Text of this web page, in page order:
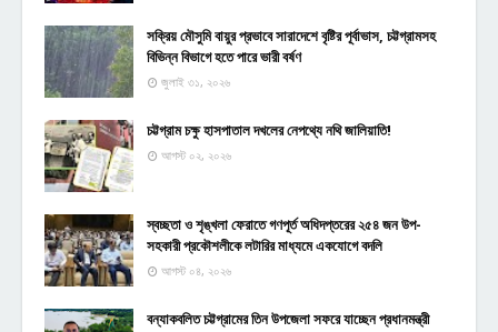
সক্রিয় মৌসুমি বায়ুর প্রভাবে সারাদেশে বৃষ্টির পূর্বাভাস, চট্টগ্রামসহ
বিভিন্ন বিভাগে হতে পারে ভারী বর্ষণ
জুলাই ৩১, ২০২৬
চট্টগ্রাম চক্ষু হাসপাতাল দখলের নেপথ্যে নথি জালিয়াতি!
আগস্ট ০২, ২০২৬
স্বচ্ছতা ও শৃঙ্খলা ফেরাতে গণপূর্ত অধিদপ্তরের ২৫৪ জন উপ-
সহকারী প্রকৌশলীকে লটারির মাধ্যমে একযোগে বদলি
আগস্ট ০৪, ২০২৬
বন্যাকবলিত চট্টগ্রামের তিন উপজেলা সফরে যাচ্ছেন প্রধানমন্ত্রী